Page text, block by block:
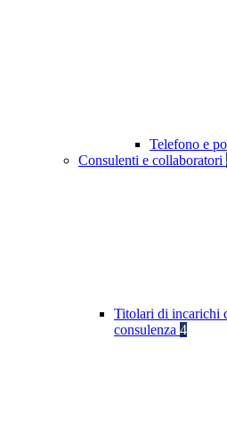
Telefono e
Consulenti e collaboratori
Titolari di incarichi
consulenza 4